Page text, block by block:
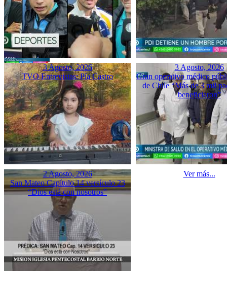
3 Agosto, 2026
TVO Entrevistas: Pía Castro
3 Agosto, 2026
Gran operativo médico
de Chile “Más de 3 mil
beneficiaron”
2 Agosto, 2026
San Mateo Capítulo 14 versículo 23
“Dios está con nosotros”
Ver más...